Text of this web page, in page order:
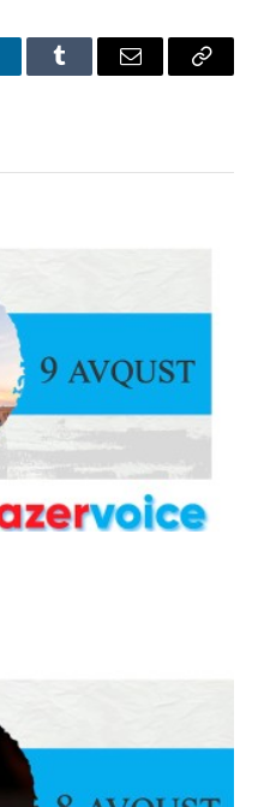
Tumblr Email
Copy